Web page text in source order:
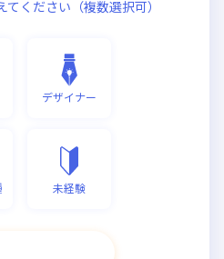
ください（複数選択可）
デザイナー
未経験